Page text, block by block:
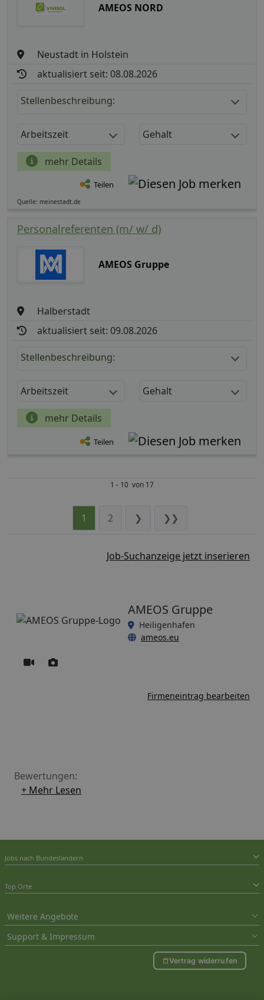
AMEOS NORD
Neustadt in Holstein
aktualisiert seit: 08.08.2026
Stellenbeschreibung:
Arbeitszeit Gehalt
mehr Details
Teilen
Quelle: meinestadt.de
Personalreferenten (m/ w/ d)
AMEOS Gruppe
Halberstadt
aktualisiert seit: 09.08.2026
Stellenbeschreibung:
Arbeitszeit Gehalt
mehr Details
Teilen
1 - 10 von 17
1 2 ❯ ❯❯
Job-Suchanzeige jetzt inserieren
AMEOS Gruppe
Heiligenhafen
ameos.eu
Firmeneintrag bearbeiten
Bewertungen:
+ Mehr Lesen
Jobs nach Bundesländern
Top Orte
Weitere Angebote
Support & Impressum
Vertrag widerrufen